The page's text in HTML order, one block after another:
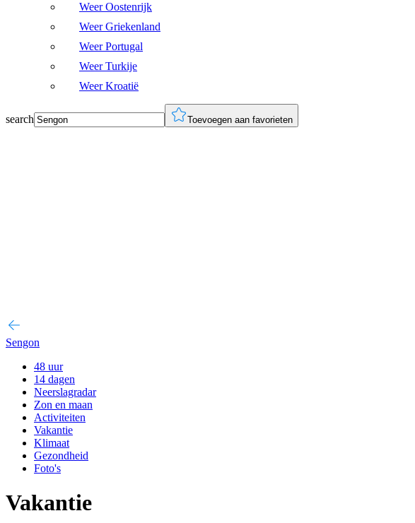
Weer Oostenrijk
Weer Griekenland
Weer Portugal
Weer Turkije
Weer Kroatië
search Toevoegen aan favorieten
Sengon
48 uur
14 dagen
Neerslagradar
Zon en maan
Activiteiten
Vakantie
Klimaat
Gezondheid
Foto's
Vakantie